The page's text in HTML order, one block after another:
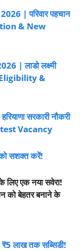
| परिवार पहचान
& New
| लाडो लक्ष्मी
Eligibility &
सरकारी नौकरी
Vacancy
को सशक्त करें!
लिए एक नया सवेरा!
को बेहतर बनाने के
₹5 लाख तक सब्सिडी!